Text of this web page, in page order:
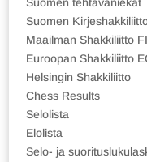
Suomen
Maailman Shakkiliitto
Euroopan Shakkiliitto
Helsingin Shakkiliitto
Chess Results
Selolista
Elolista
Selo- ja